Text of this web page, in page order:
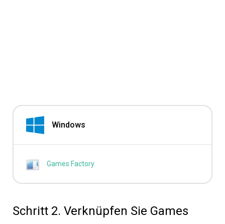
Windows
Games Factory
Schritt 2. Verknüpfen Sie Games